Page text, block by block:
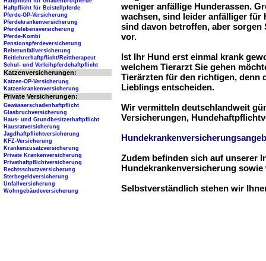
weniger anfällige Hunderassen.
wachsen, sind leider anfälliger für
sind davon betroffen, aber sorgen
vor.
Ist Ihr Hund erst einmal krank
welchem Tierarzt Sie gehen
Tierärzten für den richtigen, denn
Lieblings entscheiden.
Wir vermitteln deutschlandweit
Versicherungen,
Zudem befinden sich auf unserer
Hundekrankenversicherung
Selbstverständlich stehen wir
Haftpflicht für Beistellpferde
Pferde-OP-Versicherung
Pferdekrankenversicherung
Pferdelebensversicherung
Pferde-Kombi
Pensionspferdeversicherung
Reiterunfallversicherung
Reitlehrerhaftpflicht/Reittherapeut
Schul- und Verleihpferdehaftpflicht
Katzenversicherungen:
Katzen-OP-Versicherung
Katzenkrankenversicherung
Private Versicherungen:
Gewässerschadenhaftpflicht
Glasbruchversicherung
Haus- und Grundbesitzerhaftpflicht
Hausratversicherung
Jagdhaftpflichtversicherung
KFZ-Versicherung
Krankenzusatzversicherung
Private Krankenversicherung
Privathaftpflichtversicherung
Rechtsschutzversicherung
Sterbegeldversicherung
Unfallversicherung
Wohngebäudeversicherung